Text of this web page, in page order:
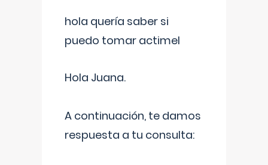
hola quería saber si
puedo tomar actimel
Hola Juana.
A continuación, te damos
respuesta a tu consulta: